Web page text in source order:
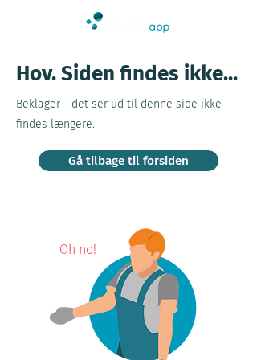
Hov. Siden findes ikke...
Beklager - det ser ud til denne side ikke
findes længere.
Gå tilbage til forsiden
Oh no!